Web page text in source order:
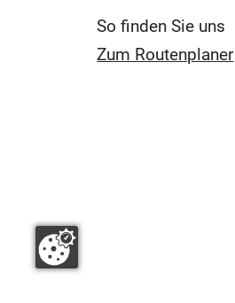
So finden Sie uns
Zum Routenplaner